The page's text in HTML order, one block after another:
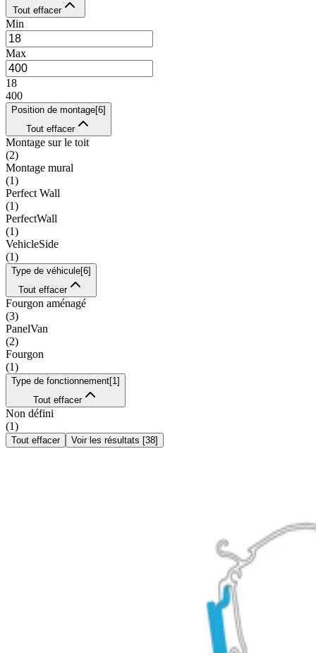
Tout effacer
Min
Max
18
400
Position de montage[6]
Tout effacer
Montage sur le toit
(2)
Montage mural
(1)
Perfect Wall
(1)
PerfectWall
(1)
VehicleSide
(1)
Type de véhicule[6]
Tout effacer
Fourgon aménagé
(3)
PanelVan
(2)
Fourgon
(1)
Type de fonctionnement[1 ]
Tout effacer
Non défini
(1)
Tout effacer Voir les résultats [38]